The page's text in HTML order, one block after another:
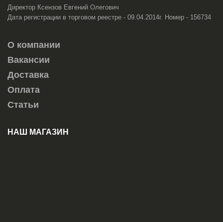
Директор Ксензов Евгений Олегович
Дата регистрации в торговом реестре - 09.04.2014г. Номер - 156734
О компании
Вакансии
Доставка
Оплата
Статьи
НАШ МАГАЗИН